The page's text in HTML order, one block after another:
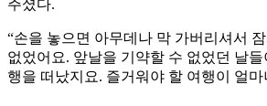
주셨다.
“손을 놓으면 아무데나 막 가버리셔서
없었어요. 앞날을 기약할 수 없었던 날
행을 떠났지요. 즐거워야 할 여행이 얼